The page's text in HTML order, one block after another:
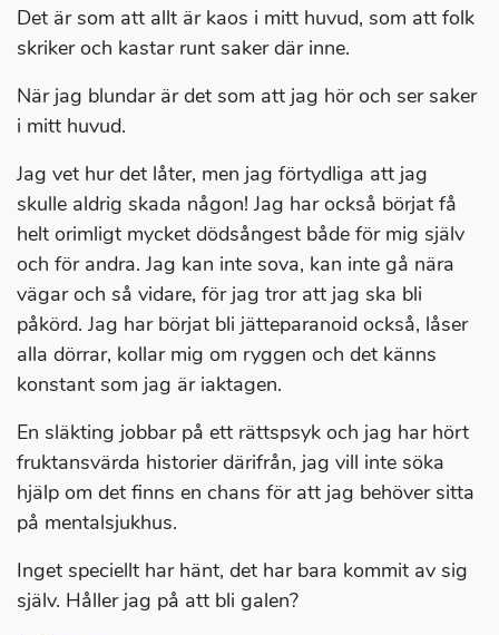
Det är som att allt är kaos i mitt huvud, som att folk
skriker och kastar runt saker där inne.
När jag blundar är det som att jag hör och ser saker
i mitt huvud.
Jag vet hur det låter, men jag förtydliga att jag
skulle aldrig skada någon! Jag har också börjat få
helt orimligt mycket dödsångest både för mig själv
och för andra. Jag kan inte sova, kan inte gå nära
vägar och så vidare, för jag tror att jag ska bli
påkörd. Jag har börjat bli jätteparanoid också, låser
alla dörrar, kollar mig om ryggen och det känns
konstant som jag är iaktagen.
En släkting jobbar på ett rättspsyk och jag har hört
fruktansvärda historier därifrån, jag vill inte söka
hjälp om det finns en chans för att jag behöver sitta
på mentalsjukhus.
Inget speciellt har hänt, det har bara kommit av sig
själv. Håller jag på att bli galen?